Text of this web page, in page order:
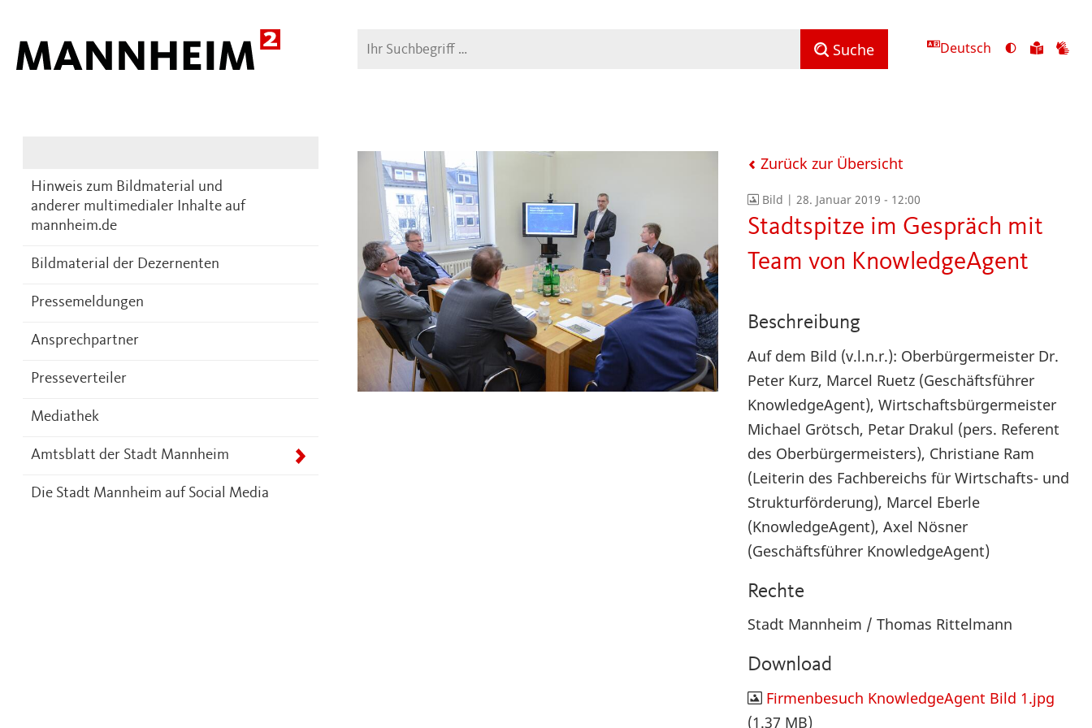
Suche Suche Deutsch
Ansicht
Zu
Hinweis zum Bildmaterial und
anderer multimedialer Inhalte auf
mannheim.de
Bildmaterial der Dezernenten
Pressemeldungen
Ansprechpartner
Presseverteiler
Mediathek
Amtsblatt der Stadt Mannheim
Die Stadt Mannheim auf Social Media
Zurück zur Übersicht
Bild |28. Januar 2019 - 12:00
Stadtspitze im Gespräch mit
Team von KnowledgeAgent
Beschreibung
Auf dem Bild (v.l.n.r.): Oberbürgermeister Dr.
Peter Kurz, Marcel Ruetz (Geschäftsführer
KnowledgeAgent), Wirtschaftsbürgermeister
Michael Grötsch, Petar Drakul (pers. Referent
des Oberbürgermeisters), Christiane Ram
(Leiterin des Fachbereichs für Wirtschafts- und
Strukturförderung), Marcel Eberle
(KnowledgeAgent), Axel Nösner
(Geschäftsführer KnowledgeAgent)
Rechte
Stadt Mannheim / Thomas Rittelmann
Download
Firmenbesuch KnowledgeAgent Bild 1.jpg
(1.37 MB)